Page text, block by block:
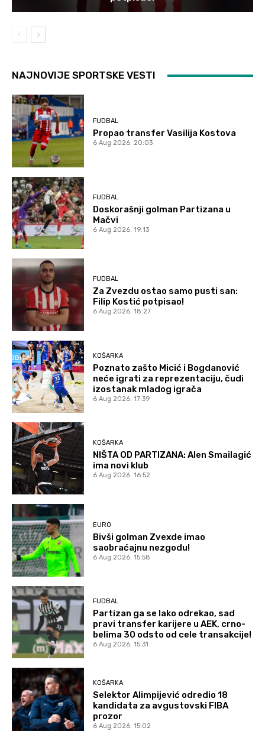
NAJNOVIJE SPORTSKE VESTI
FUDBAL
Propao transfer Vasilija Kostova
6 Aug 2026. 20:03
FUDBAL
Doskorašnji golman Partizana u
Mačvi
6 Aug 2026. 19:13
FUDBAL
Za Zvezdu ostao samo pusti san:
Filip Kostić potpisao!
6 Aug 2026. 18:27
KOŠARKA
Poznato zašto Micić i Bogdanović
neće igrati za reprezentaciju, čudi
izostanak mladog igrača
6 Aug 2026. 17:39
KOŠARKA
NIŠTA OD PARTIZANA: Alen Smailagić
ima novi klub
6 Aug 2026. 16:52
EURO
Bivši golman Zvexde imao
saobraćajnu nezgodu!
6 Aug 2026. 15:58
FUDBAL
Partizan ga se lako odrekao, sad
pravi transfer karijere u AEK, crno-
belima 30 odsto od cele transakcije!
6 Aug 2026. 15:31
KOŠARKA
Selektor Alimpijević odredio 18
kandidata za avgustovski FIBA
prozor
6 Aug 2026. 15:02